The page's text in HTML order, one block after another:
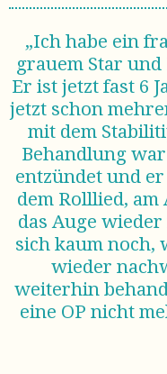
„Ich habe ein
grauem Star
Er ist jetzt fast 6
jetzt schon
mit dem
Behandlung
entzündet und
dem Rolllied,
das Auge
sich kaum noch,
wieder
weiterhin
eine OP nicht